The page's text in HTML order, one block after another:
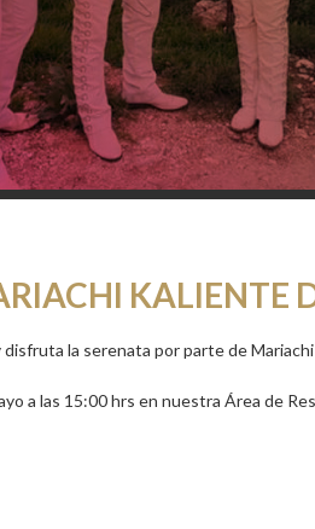
KALIENTE
la serenata por parte de
a las 15:00 hrs en nuestra Área de